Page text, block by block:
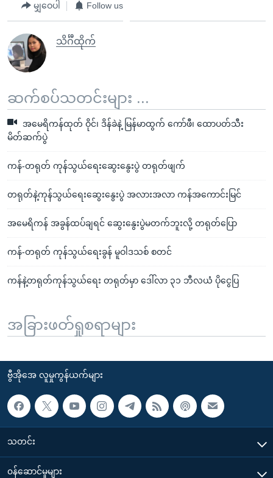
မျှဝေပါ Follow us
သိင်္ဂီထိုက်
ဆက်စပ်သတင်းများ ...
အမေရိကန်ထုတ် ဝိုင်၊ ဒိန်ခဲနဲ့ မြန်မာထွက် ကော်ဖီ၊ ထောပတ်သီး
မိတ်ဆက်ပွဲ
ကန်-တရုတ် ကုန်သွယ်ရေးဆွေးနွေးပွဲ တရုတ်ဖျက်
တရုတ်နဲ့ကုန်သွယ်ရေးဆွေးနွေးပွဲ အလားအလာ ကန်အကောင်းမြင်
အမေရိကန် အခွန်ထပ်ချရင် ဆွေးနွေးပွဲမတက်ဘူးလို့ တရုတ်ပြော
ကန်-တရုတ် ကုန်သွယ်ရေးခွန် မူဝါဒသစ် စတင်
ကန်နဲ့တရုတ်ကုန်သွယ်ရေး တရုတ်မှာ ဒေါ်လာ ၃၁ ဘီလယံ ပိုငွေပြ
အခြားဖတ်ရှုစရာများ
ဗွီအိုအေ လူမှုကွန်ယက်များ
သတင်း
၀န်ဆောင်မှုများ